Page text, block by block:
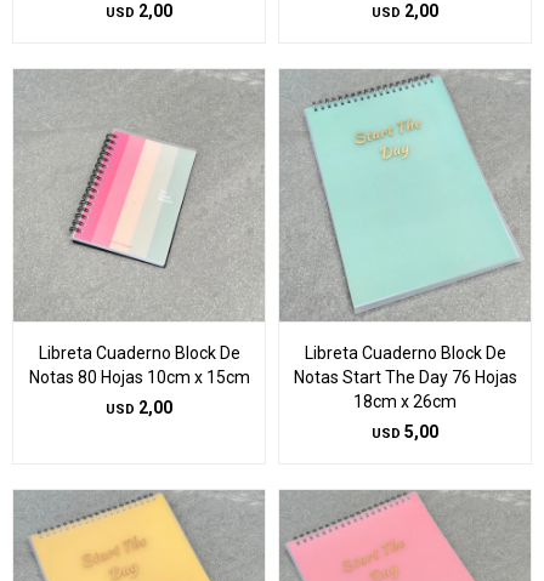
USD 2,00 USD 2,00
Libreta Cuaderno Block De
Notas 80 Hojas 10cm x 15cm
USD 2,00
Libreta Cuaderno Block De
Notas Start The Day 76 Hojas
18cm x 26cm
USD 5,00